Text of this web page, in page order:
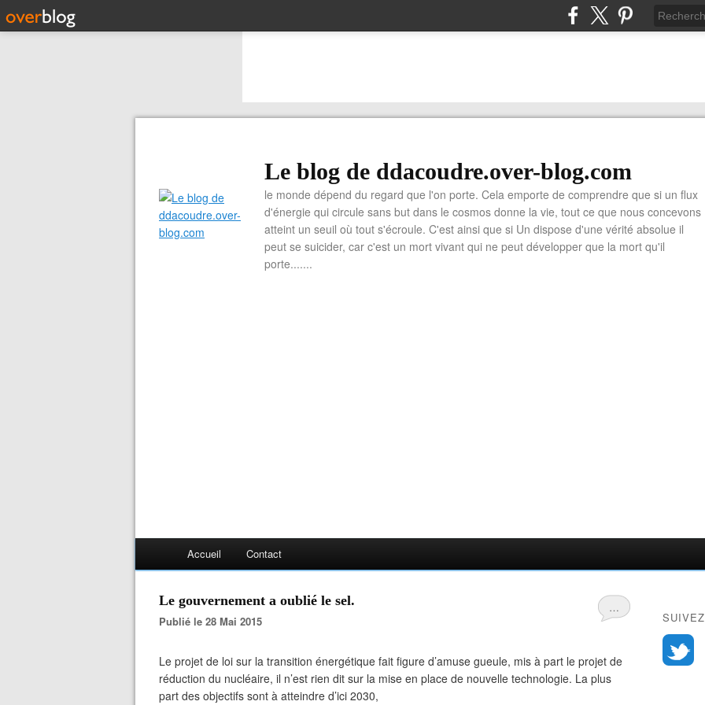
Le blog de ddacoudre.over-blog.com
le monde dépend du regard que l'on porte. Cela emporte de comprendre que si un flux
d'énergie qui circule sans but dans le cosmos donne la vie, tout ce que nous concevons
atteint un seuil où tout s'écroule. C'est ainsi que si Un dispose d'une vérité absolue il
peut se suicider, car c'est un mort vivant qui ne peut développer que la mort qu'il
porte.......
Accueil Contact
…
Le gouvernement a oublié le sel.
Publié le 28 Mai 2015
Le projet de loi sur la transition énergétique fait figure d’amuse gueule, mis à part le projet de
réduction du nucléaire, il n’est rien dit sur la mise en place de nouvelle technologie. La plus
part des objectifs sont à atteindre d’ici 2030,